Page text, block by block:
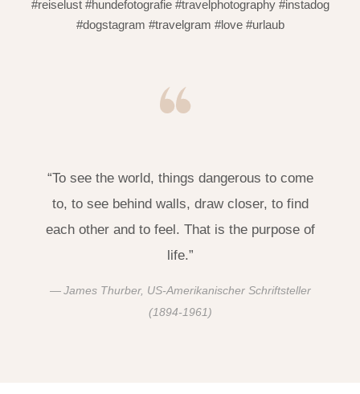
#reiselust #hundefotografie #travelphotography #instadog
#dogstagram #travelgram #love #urlaub
“To see the world, things dangerous to come
to, to see behind walls, draw closer, to find
each other and to feel. That is the purpose of
life.”
James Thurber, US-Amerikanischer Schriftsteller
(1894-1961)